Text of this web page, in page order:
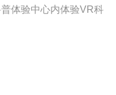
体验中心内体验VR科